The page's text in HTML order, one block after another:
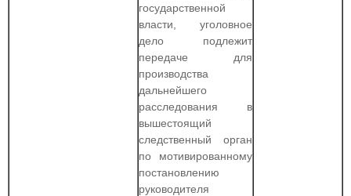
государственной
власти, уголовное
дело подлежит
передаче для
производства
дальнейшего
расследования в
вышестоящий
следственный орган
по мотивированному
постановлению
руководителя